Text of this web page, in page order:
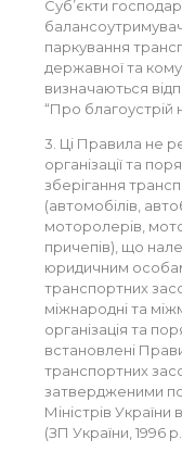
Суб’єкти
паркування
державної та
визначаються
“Про благоустрій
3. Ці Правила не
організації та
зберігання
(автомобілів,
моторолерів,
причепів), що
юридичним
транспортних
міжнародні та
організація та
встановлені
транспортних
затвердженими
Міністрів України
(ЗП України, 1996